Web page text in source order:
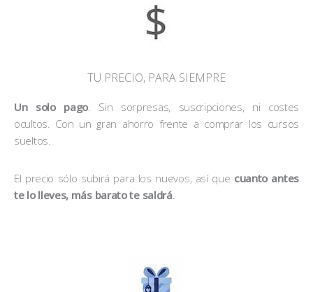
TU PRECIO, PARA SIEMPRE
Un solo pago . Sin sorpresas, suscripciones, ni costes
ocultos. Con un gran ahorro frente a comprar los cursos
sueltos.
El precio sólo subirá para los nuevos, así que cuanto antes
te lo lleves, más barato te saldrá.